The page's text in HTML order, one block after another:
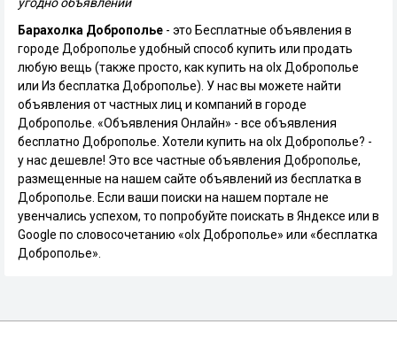
Барахолка Доброполье - это Бесплатные объявления в
городе Доброполье удобный способ купить или продать
любую вещь (также просто, как купить на olx Доброполье
или Из бесплатка Доброполье). У нас вы можете найти
объявления от частных лиц и компаний в городе
Доброполье. «Объявления Онлайн» - все объявления
бесплатно Доброполье. Хотели купить на olx Доброполье? -
у нас дешевле! Это все частные объявления Доброполье,
размещенные на нашем сайте объявлений из бесплатка в
Доброполье. Если ваши поиски на нашем портале не
увенчались успехом, то попробуйте поискать в Яндексе или в
Google по словосочетанию «olx Доброполье» или «бесплатка
Доброполье».